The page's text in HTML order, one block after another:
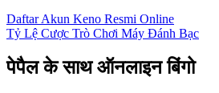
Daftar Akun Keno Resmi Online
Tỷ Lệ Cược Trò Chơi Máy Đánh Bạc
पेपैल के साथ ऑनलाइन बिंगो